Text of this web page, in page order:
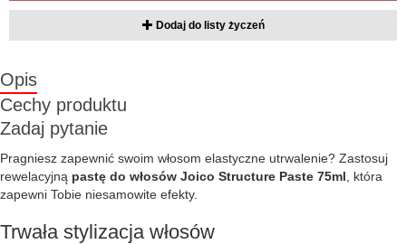
Dodaj do listy życzeń
Opis
Cechy produktu
Zadaj pytanie
Pragniesz zapewnić swoim włosom elastyczne utrwalenie? Zastosuj
rewelacyjną pastę do włosów Joico Structure Paste 75ml , która
zapewni Tobie niesamowite efekty.
Trwała stylizacja włosów